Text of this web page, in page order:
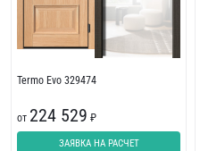
Termo Evo 329474
от 224 529 ₽
ЗАЯВКА НА РАСЧЕТ